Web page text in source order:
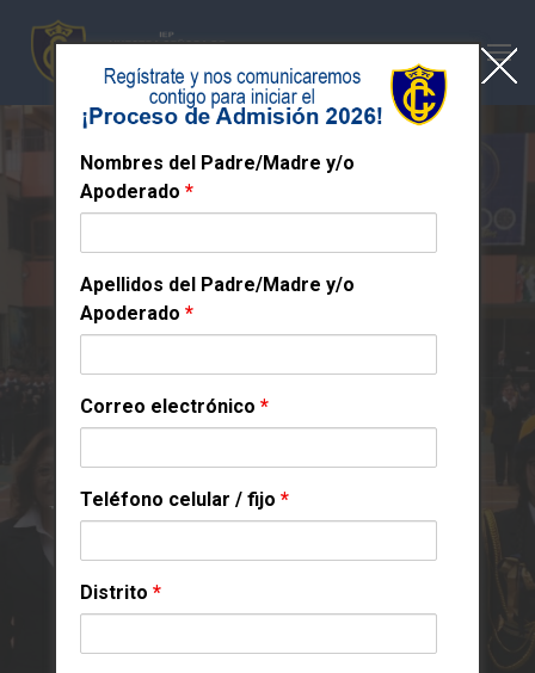
🥇PRIMER PUESTO: Pasacalle
Escolar
🥈SEGUNDO PUESTO: Desfile
Escolar - Nivel Secundaria
Nombres del Padre/Madre y/o
Apoderado *
Apellidos del Padre/Madre y/o
Apoderado *
Correo electrónico *
Teléfono celular / fijo *
Distrito *